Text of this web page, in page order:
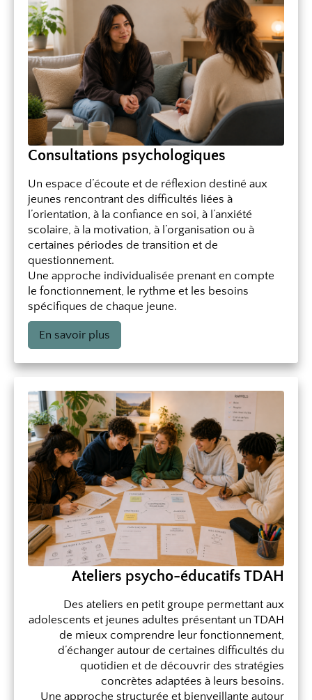
Consultations psychologiques
Un espace d’écoute et de réflexion destiné aux
jeunes rencontrant des difficultés liées à
l’orientation, à la confiance en soi, à l’anxiété
scolaire, à la motivation, à l’organisation ou à
certaines périodes de transition et de
questionnement.
Une approche individualisée prenant en compte
le fonctionnement, le rythme et les besoins
spécifiques de chaque jeune.
En savoir plus
Ateliers psycho-éducatifs TDAH
Des ateliers en petit groupe permettant aux
adolescents et jeunes adultes présentant un TDAH
de mieux comprendre leur fonctionnement,
d’échanger autour de certaines difficultés du
quotidien et de découvrir des stratégies
concrètes adaptées à leurs besoins.
Une approche structurée et bienveillante autour